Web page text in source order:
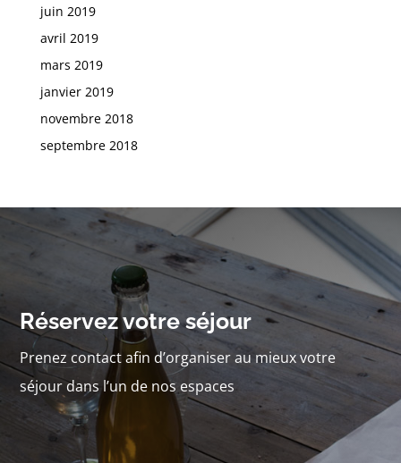
juin 2019
avril 2019
mars 2019
janvier 2019
novembre 2018
septembre 2018
Réservez votre séjour
Prenez contact afin d’organiser au mieux votre
séjour dans l’un de nos espaces